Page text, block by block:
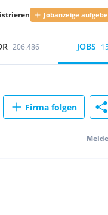
Jobanzeige
206.486 JOBS
Firma folgen